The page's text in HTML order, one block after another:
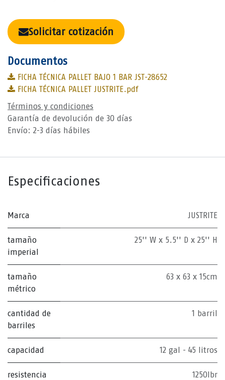
Solicitar cotización
Documentos
FICHA TÉCNICA PALLET BAJO 1 BAR JST-28652
FICHA TÉCNICA PALLET JUSTRITE.pdf
Términos y condiciones
Garantía de devolución de 30 días
Envío: 2-3 días hábiles
Especificaciones
Marca JUSTRITE
tamaño
imperial
25'' W x 5.5'' D x 25'' H
tamaño
métrico
63 x 63 x 15cm
cantidad de
barriles
1 barril
capacidad 12 gal - 45 litros
resistencia 1250lbr